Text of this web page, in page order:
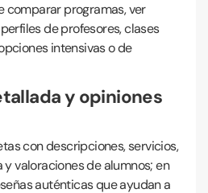
comparar programas, ver
de profesores, clases
intensivas o de
y opiniones
con descripciones, servicios,
valoraciones de alumnos; en
auténticas que ayudan a